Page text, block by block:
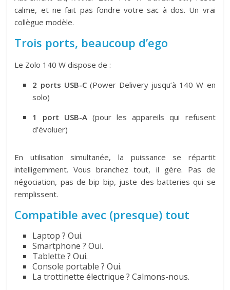
calme, et ne fait pas fondre votre sac à dos. Un vrai
collègue modèle.
Trois ports, beaucoup d’ego
Le Zolo 140 W dispose de :
2 ports USB-C(Power Delivery jusqu’à 140 W en
solo)
1 port USB-A(pour les appareils qui refusent
d’évoluer)
En utilisation simultanée, la puissance se répartit
intelligemment. Vous branchez tout, il gère. Pas de
négociation, pas de bip bip, juste des batteries qui se
remplissent.
Compatible avec (presque) tout
Laptop ? Oui.
Smartphone ? Oui.
Tablette ? Oui.
Console portable ? Oui.
La trottinette électrique ? Calmons-nous.